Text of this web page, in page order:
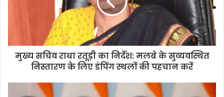
मुख्य सचिव राधा रतूड़ी का निर्देश: मलबे के सुव्यवस्थित
निस्तारण के लिए डंपिंग स्थलों की पहचान करें